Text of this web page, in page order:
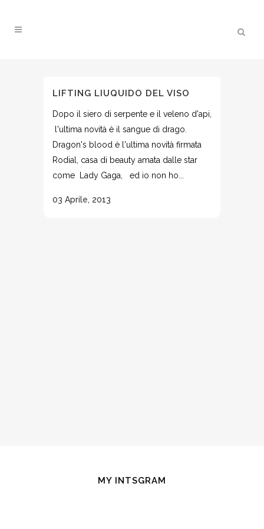
LIFTING LIUQUIDO DEL VISO
Dopo il siero di serpente e il veleno d'api,
l'ultima novità è il sangue di drago.
Dragon's blood è l'ultima novità firmata
Rodial, casa di beauty amata dalle star
come Lady Gaga, ed io non ho...
03 Aprile, 2013
MY INTSGRAM